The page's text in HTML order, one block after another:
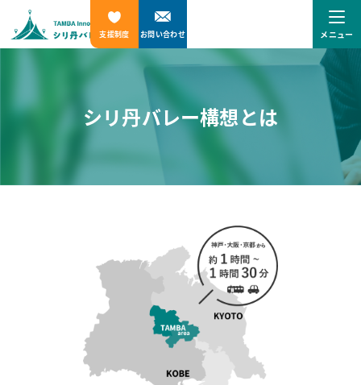
支援制度 お問い合わせ メニュー
シリ丹バレー構想とは